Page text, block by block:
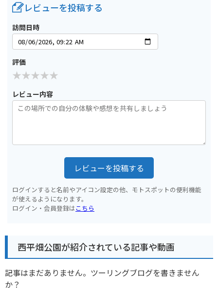
レビューを投稿する
訪問日時
評価
レビュー内容
レビューを投稿する
ログインすると名前やアイコン設定の他、モトスポットの便利機能
が使えるようになります。
ログイン・会員登録はこちら
西平畑公園が紹介されている記事や動画
記事はまだありません。ツーリングブログを書きません
か？